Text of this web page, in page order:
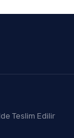
Teslim Edilir